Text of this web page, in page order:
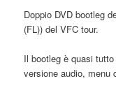
Doppio DVD bootleg
(FL)) del VFC tour.
Il bootleg è quasi
versione audio, menu